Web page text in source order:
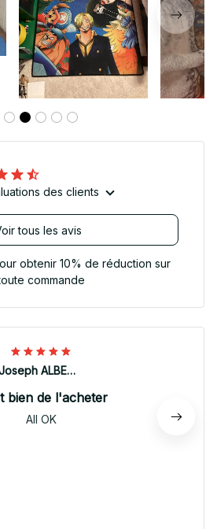
des clients
tous les avis
obtenir 10% de réduction sur
commande
Joseph ALBERTINI
bien de l'acheter
All OK